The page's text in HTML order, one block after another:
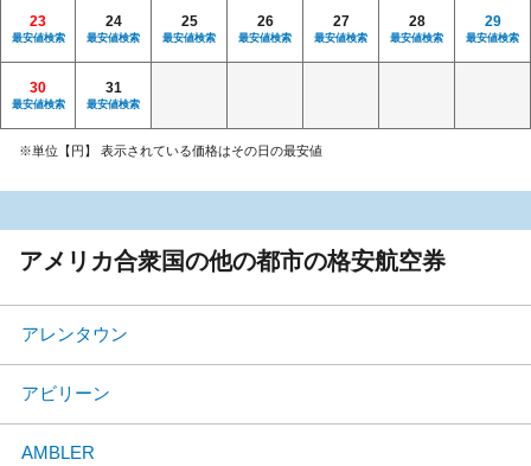
23
最安値検索
24
最安値検索
25
最安値検索
26
最安値検索
27
最安値検索
28
最安値検索
29
最安値検索
30
最安値検索
31
最安値検索
※単位【円】 表示されている価格はその日の最安値
アメリカ合衆国の他の都市の格安航空券
アレンタウン
アビリーン
AMBLER